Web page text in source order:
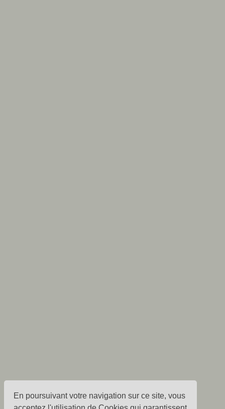
En poursuivant votre navigation sur ce site, vous